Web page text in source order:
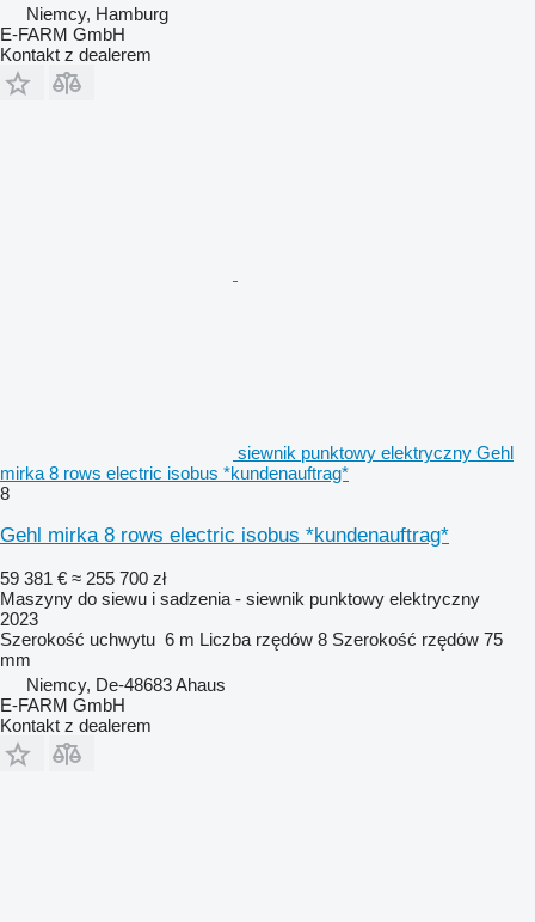
Niemcy, Hamburg
E-FARM GmbH
Kontakt z dealerem
siewnik punktowy elektryczny Gehl
mirka 8 rows electric isobus *kundenauftrag*
8
Gehl mirka 8 rows electric isobus *kundenauftrag*
59 381 € ≈ 255 700 zł
Maszyny do siewu i sadzenia - siewnik punktowy elektryczny
2023
Szerokość uchwytu 6 m Liczba rzędów 8 Szerokość rzędów 75
mm
Niemcy, De-48683 Ahaus
E-FARM GmbH
Kontakt z dealerem